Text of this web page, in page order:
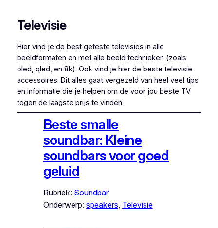
Televisie
Hier vind je de best geteste televisies in alle
beeldformaten en met alle beeld technieken (zoals
oled, qled, en 8k). Ook vind je hier de beste televisie
accessoires. Dit alles gaat vergezeld van heel veel tips
en informatie die je helpen om de voor jou beste TV
tegen de laagste prijs te vinden.
Beste smalle
soundbar: Kleine
soundbars voor goed
geluid
Rubriek: Soundbar
Onderwerp: speakers Televisie